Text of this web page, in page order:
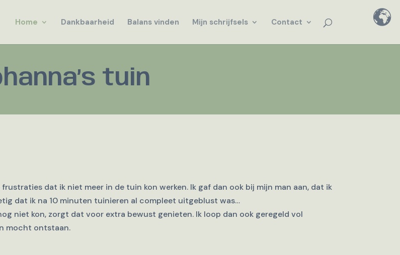
Home Dankbaarheid Balans vinden Mijn schrijfsels Contact
tuin
dat ik niet meer in de tuin kon werken. Ik gaf dan ook bij mijn man aan, dat ik
dat ik na 10 minuten tuinieren al compleet uitgeblust was…
niet kon, zorgt dat voor extra bewust genieten. Ik loop dan ook geregeld vol
mocht ontstaan.